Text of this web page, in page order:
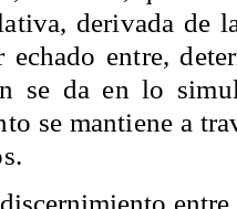
derivada de
echado entre,
se da en lo
se mantiene a